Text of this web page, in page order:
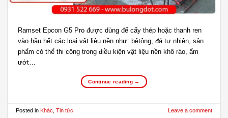
Ramset Epcon G5 Pro được dùng để cấy thép hoặc thanh ren
vào hầu hết các loại vật liệu nền như: bêtông, đá tự nhiên, sản
phẩm có thể thi công trong điều kiện vật liệu nền khô ráo, ẩm
ướt…
Continue reading →
Posted in Khác Tin tức Leave a comment